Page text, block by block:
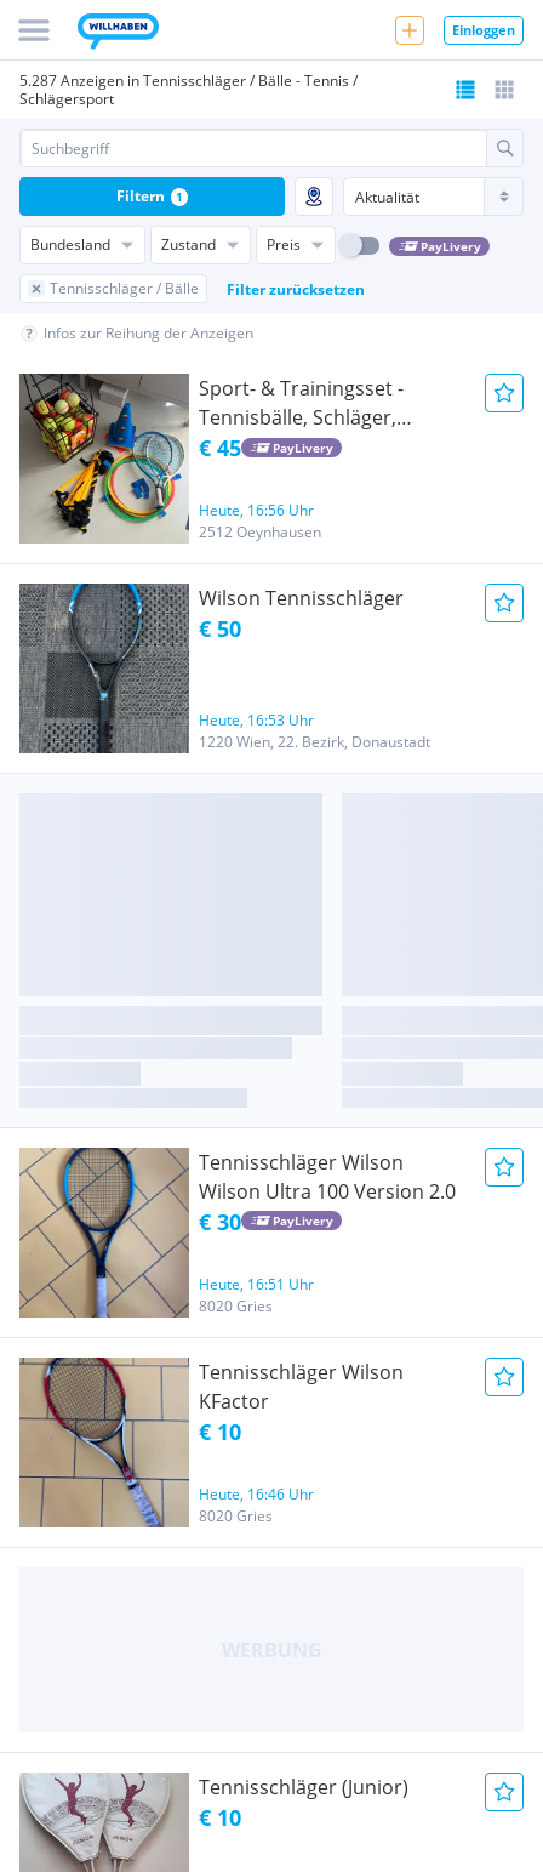
Einloggen
5.287 Anzeigen in Tennisschläger / Bälle - Tennis /
Schlägersport
Bundesland Zustand Preis PayLivery
Tennisschläger / Bälle Filter zurücksetzen
Filtern 1
Infos zur Reihung der Anzeigen
Sport- & Trainingsset -
Tennisbälle, Schläger,
Hütchen, Reifen &
€ 45 PayLivery
Heute, 16:56 Uhr
2512 Oeynhausen
Wilson Tennisschläger
€ 50
Heute, 16:53 Uhr
1220 Wien, 22. Bezirk, Donaustadt
Tennisschläger Wilson
Wilson Ultra 100 Version 2.0
€ 30 PayLivery
Heute, 16:51 Uhr
8020 Gries
Tennisschläger Wilson
KFactor
€ 10
Heute, 16:46 Uhr
8020 Gries
Tennisschläger (Junior)
€ 10